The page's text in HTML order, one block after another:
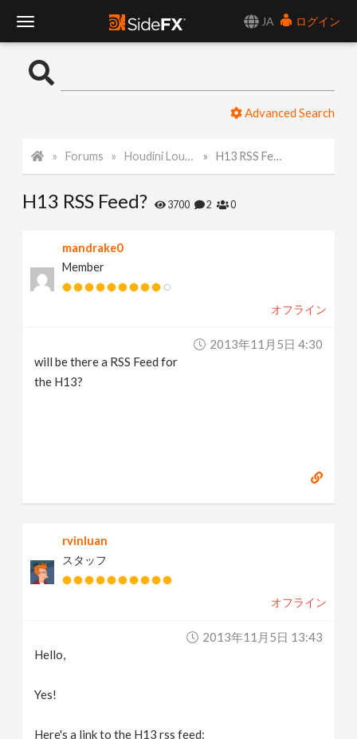
JA
ログイン
o
l
N
a
Advanced Search
Forums Houdini Lounge H13 RSS Feed?
H13 RSS Feed? 3700 2 0
mandrake0
Member
オフライン
2013年11月5日 4:30
will be there a RSS Feed for
the H13?
rvinluan
スタッフ
オフライン
2013年11月5日 13:43
Hello,
Yes!
Here's a link to the H13 rss feed: